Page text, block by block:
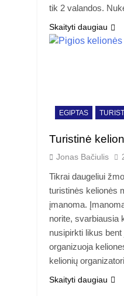
tik 2 valandos.
Skaityti daugiau
EGIPTAS
Turistinė
Jonas Bačiulis
Tikrai daugeliui
turistinės kelionės
įmanoma.
norite, svarbiausia
nusipirkti likus
organizuoja
kelionių
Skaityti daugiau